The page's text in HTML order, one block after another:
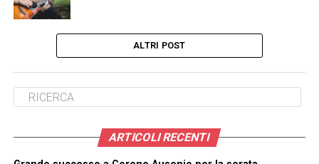
ALTRI POST
ARTICOLI RECENTI